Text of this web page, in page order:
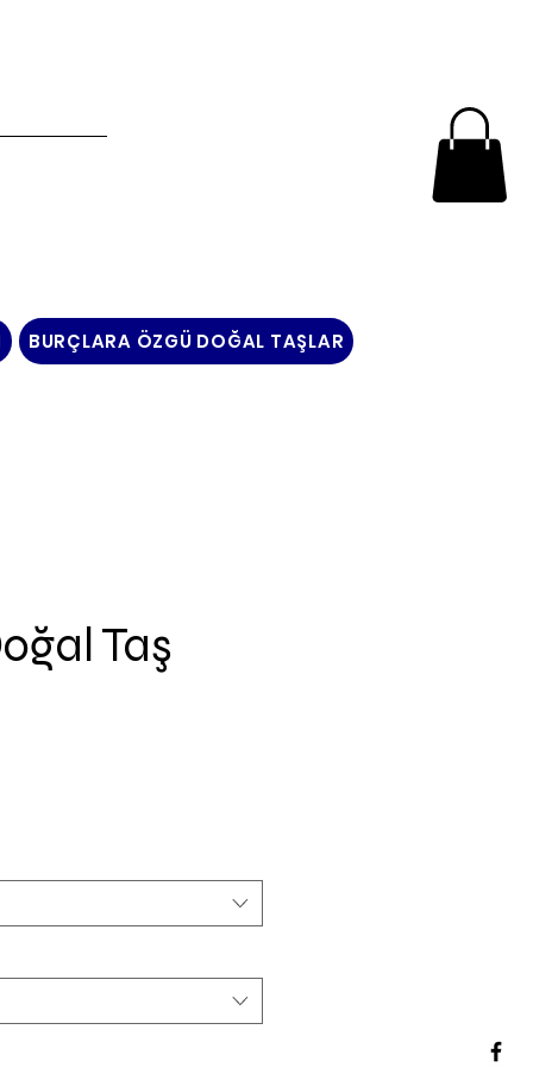
BURÇLARA ÖZGÜ DOĞAL TAŞLAR
Taş